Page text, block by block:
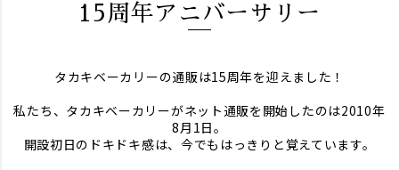
15周年アニバーサリー
タカキベーカリーの通販は15周年を迎えました！
私たち、タカキベーカリーがネット通販を開始したのは2010年
8月1日。
開設初日のドキドキ感は、今でもはっきりと覚えています。